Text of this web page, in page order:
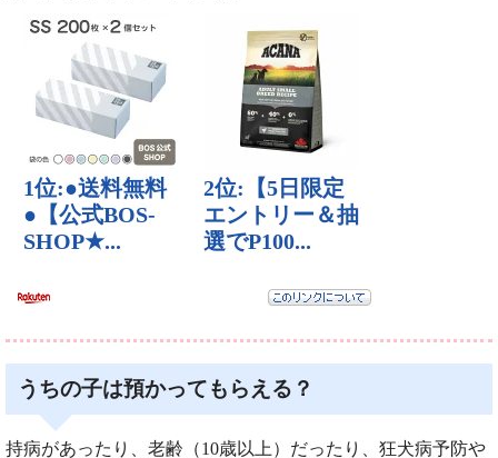
うちの子は預かってもらえる？
持病があったり、老齢（10歳以上）だったり、狂犬病予防や